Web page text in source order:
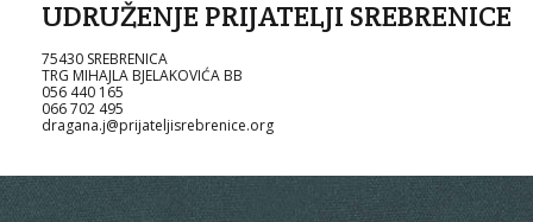
UDRUŽENJE PRIJATELJI SREBRENICE
75430 SREBRENICA
TRG MIHAJLA BJELAKOVIĆA BB
056 440 165
066 702 495
dragana.j@prijateljisrebrenice.org